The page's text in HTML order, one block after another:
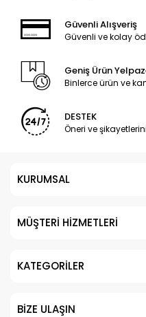
Güvenli Alışveriş
Güvenli ve kolay
Geniş Ürün
Binlerce ürün ve
DESTEK
Öneri ve
KURUMSAL
MÜŞTERİ HİZMETLERİ
KATEGORİLER
BİZE ULAŞIN